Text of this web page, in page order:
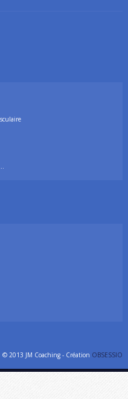
© 2013 JM Coaching - Création OBSESSIO